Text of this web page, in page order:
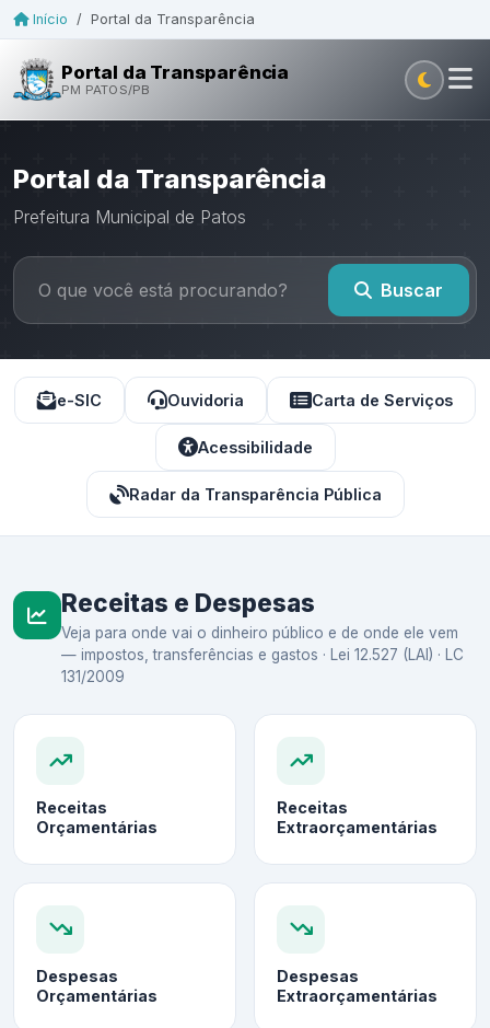
Início / Portal da Transparência
Portal da Transparência
PM PATOS/PB
Portal da Transparência
Prefeitura Municipal de Patos
Buscar
e-SIC Ouvidoria Carta de Serviços
Acessibilidade
Radar da Transparência Pública
Receitas e Despesas
Veja para onde vai o dinheiro público e de onde ele vem
— impostos, transferências e gastos · Lei 12.527 (LAI) · LC
131/2009
Receitas
Orçamentárias
Receitas
Extraorçamentárias
Despesas
Orçamentárias
Despesas
Extraorçamentárias